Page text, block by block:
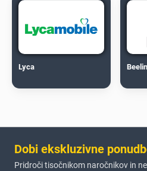
Lyca
Dobi ekskluzivne
Pridroči tisočnikom naročnikov in